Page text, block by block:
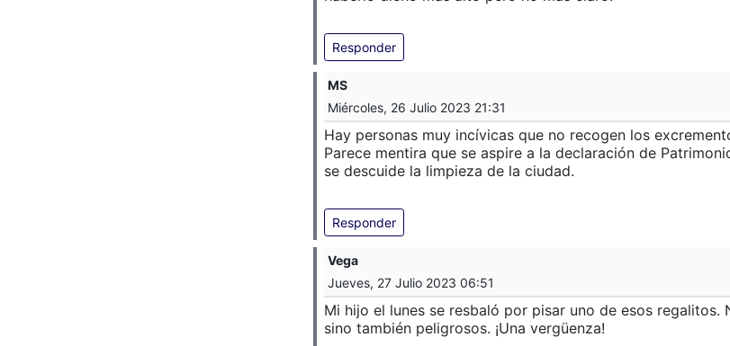
Responder
MS
Miércoles, 26 Julio 2023 21:31
Hay personas muy incívicas que no recogen los
Parece mentira que se aspire a la declaración de
se descuide la limpieza de la ciudad.
Responder
Vega
Jueves, 27 Julio 2023 06:51
Mi hijo el lunes se resbaló por pisar uno de esos regalitos.
sino también peligrosos. ¡Una vergüenza!